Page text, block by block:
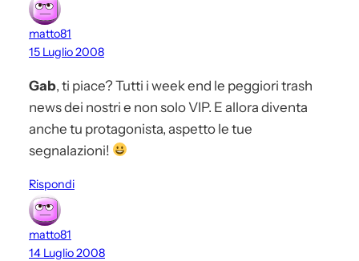
matto81
15 Luglio 2008
Gab, ti piace? Tutti i week end le peggiori trash
news dei nostri e non solo VIP. E allora diventa
anche tu protagonista, aspetto le tue
segnalazioni!
Rispondi
matto81
14 Luglio 2008